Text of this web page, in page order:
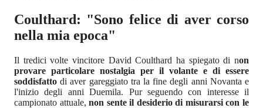
Coulthard: "Sono felice di aver corso
nella mia epoca"
Il tredici volte vincitore David Coulthard ha spiegato di non
provare particolare nostalgia per il volante e di essere
soddisfattodi aver gareggiato tra la fine degli anni Novanta e
l'inizio degli anni Duemila. Pur seguendo con interesse il
campionato attuale,non sente il desiderio di misurarsi con le